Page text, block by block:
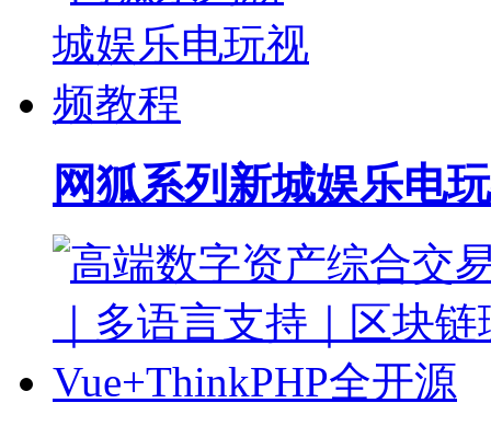
网狐系列新城娱乐电